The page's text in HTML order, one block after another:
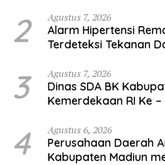
2 Agustus 7, 2026
Alarm Hipertensi
Terdeteksi Tekanan
3 Agustus 7, 2026
Dinas SDA BK
Kemerdekaan RI Ke –
4 Agustus 6, 2026
Perusahaan Daerah
Kabupaten Madiun